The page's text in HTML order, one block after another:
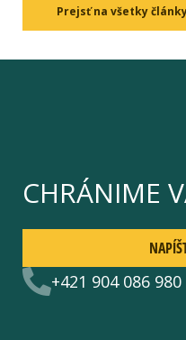
Prejsť na všetky
CHRÁNIME
+421 904 086 980